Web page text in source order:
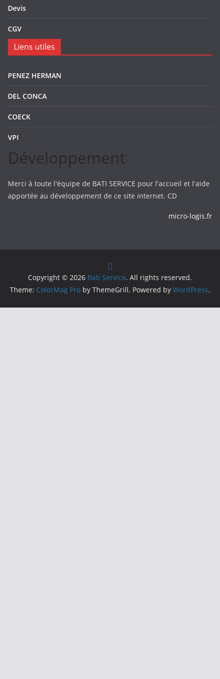
Devis
CGV
Liens utiles
PENEZ HERMAN
DEL CONCA
COECK
VPI
Développement
Merci à toute l'équipe de BATI SERVICE pour l'accueil et l'aide
apportée au développement de ce site internet. CD
micro-logis.fr
Copyright © 2026 Bati Service. All rights reserved.
Theme: ColorMag Pro by ThemeGrill. Powered by WordPress.